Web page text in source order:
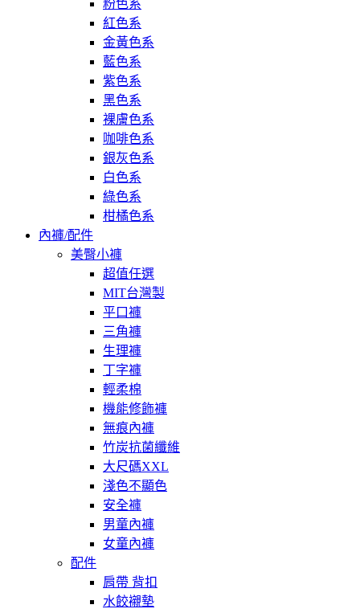
粉色系
紅色系
金黃色系
藍色系
紫色系
黑色系
裸膚色系
咖啡色系
銀灰色系
白色系
綠色系
柑橘色系
內褲/配件
美臀小褲
超值任選
MIT台灣製
平口褲
三角褲
生理褲
丁字褲
輕柔棉
機能修飾褲
無痕內褲
竹炭抗菌纖維
大尺碼XXL
淺色不顯色
安全褲
男童內褲
女童內褲
配件
肩帶 背扣
水餃襯墊